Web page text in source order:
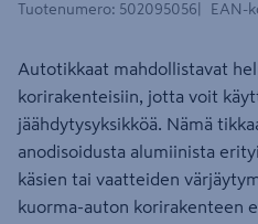
Tuotenumero: 502095056 EAN-
Autotikkaat mahdollistavat
korirakenteisiin, jotta voit
jäähdytysyksikköä. Nämä
anodisoidusta alumiinista
käsien tai vaatteiden
kuorma-auton korirakenteen